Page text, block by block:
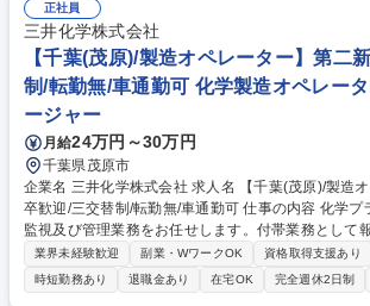
品・施設の維持管理、協力会社や近隣地域・行政と
内イベントの企画運営 ※現場の声を聴きながら、国
供給を支える拠点の環境づくりを推進します。 募集職種 【拠点オープン
ポジション/人事総務職】フルフレックス/自己負担
正社員
三井化学株式会社
【千葉(茂原)/製造オペレーター】第二
制/転勤無/車通勤可 化学製造オペレー
ージャー
月給24万円～30万円
千葉県茂原市
企業名 三井化学株式会社 求人名 【千葉(茂原)/製造オペレーター】第二新
卒歓迎/三交替制/転勤無/車通勤可 仕事の内容 化学プラントの運転、操作、
監視及び管理業務をお任せします。付帯業務として
といった業務もご対応頂くケースもありますが、わ
先輩に教わりながら進めていける環境です。 【働く環境】操作室(DCS等
による遠隔監視)は室内で空調がきいており、反応設
業界未経験歓迎 副業・WワークOK 資格取得支援あり
時短勤務あり
退職金あり 在宅OK 完全週休2日制